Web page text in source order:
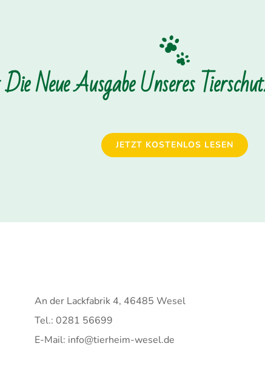
Neue Ausgabe Unseres
JETZT KOSTENLOS LESEN
An der Lackfabrik 4, 46485 Wesel
Tel.: 0281 56699
E-Mail: info@tierheim-wesel.de